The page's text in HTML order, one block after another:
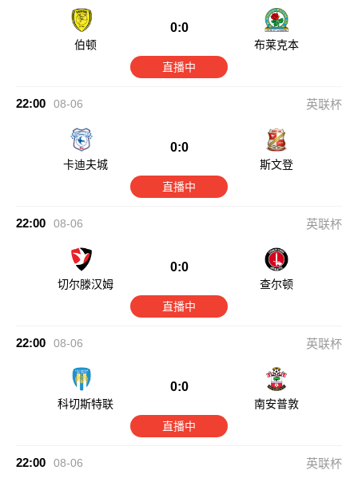
伯顿
0:0
布莱克本
直播中
22:00 08-06 英联杯
卡迪夫城
0:0
斯文登
直播中
22:00 08-06 英联杯
切尔滕汉姆
0:0
查尔顿
直播中
22:00 08-06 英联杯
科切斯特联
0:0
南安普敦
直播中
22:00 08-06 英联杯